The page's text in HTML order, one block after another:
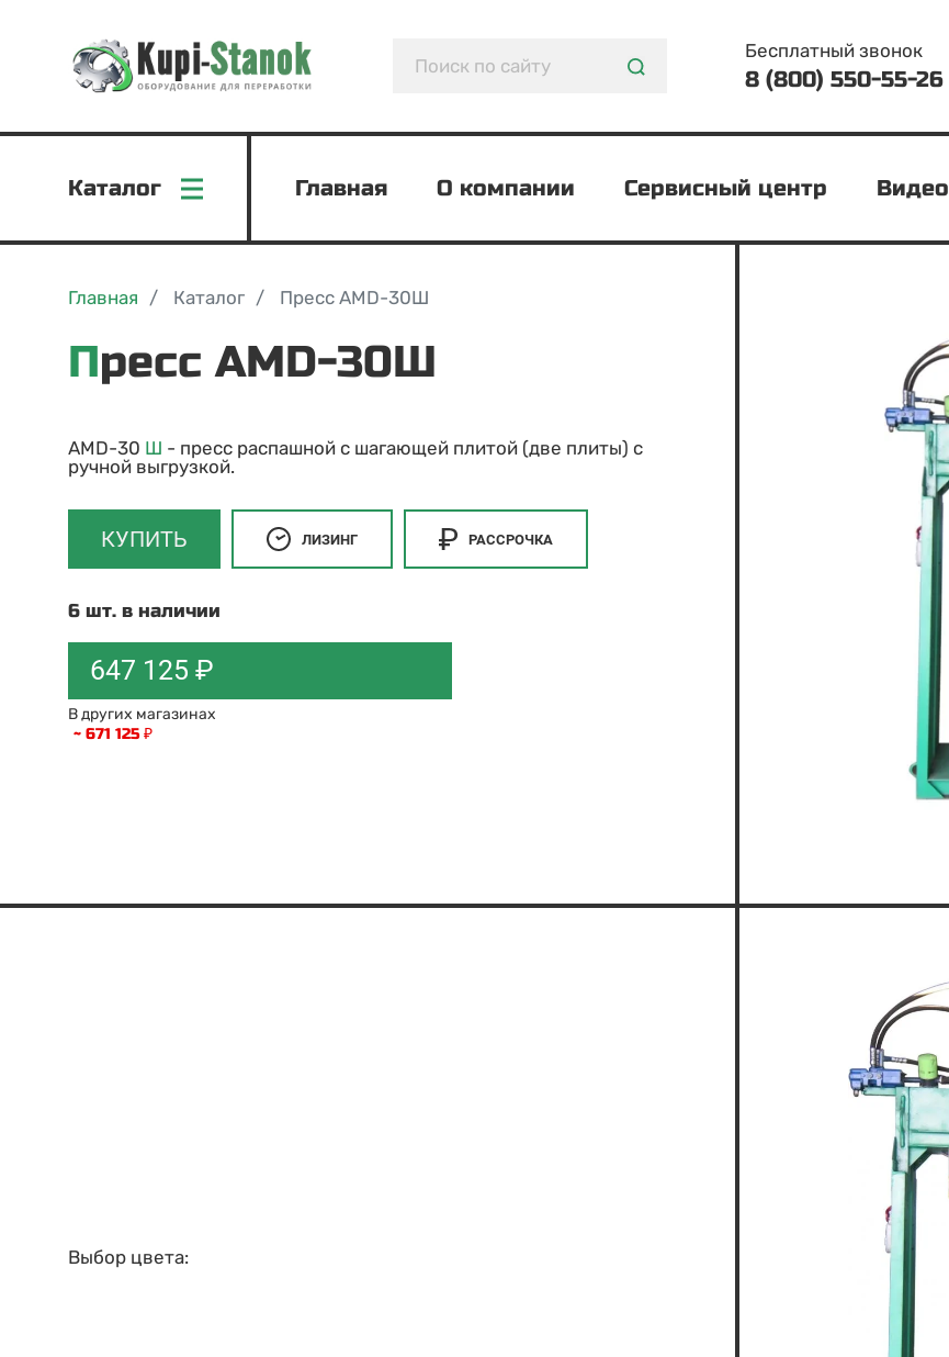
Бесплатный звонок
8 (800) 550-55-26
Каталог Главная О компании Сервисный центр Видео
Главная Каталог Пресс AMD-30Ш
Пресс AMD-30Ш
AMD-30 Ш - пресс распашной с шагающей плитой (две плиты) с
ручной выгрузкой.
КУПИТЬ ЛИЗИНГ РАССРОЧКА
6 шт. в наличии
647 125 ₽
В других магазинах
~ 671 125 ₽
Выбор цвета: